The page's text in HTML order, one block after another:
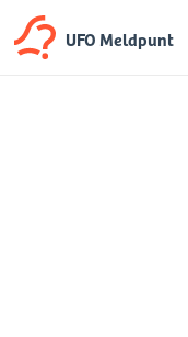
UFO Meldpunt